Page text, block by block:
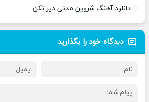
دانلود آهنگ شروین مدنی دیر نکن
دیدگاه خود را بگذارید